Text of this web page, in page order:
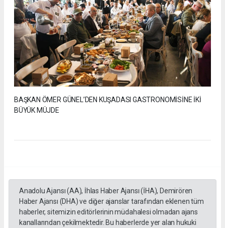
BAŞKAN ÖMER GÜNEL’DEN KUŞADASI GASTRONOMİSİNE İKİ
BÜYÜK MÜJDE
Anadolu Ajansı (AA), İhlas Haber Ajansı (İHA), Demirören
Haber Ajansı (DHA) ve diğer ajanslar tarafından eklenen tüm
haberler, sitemizin editörlerinin müdahalesi olmadan ajans
kanallarından çekilmektedir. Bu haberlerde yer alan hukuki